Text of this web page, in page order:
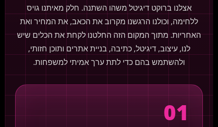
אצלנו ברוקט דיגיטל משהו השתנה. חלק מאיתנו גויס
ללחימה, וכולנו הרגשנו מקרוב את הכאב, את המחיר ואת
האחריות. מתוך המקום הזה החלטנו לקחת את הכלים שיש
לנו, עיצוב, דיגיטל, כתיבה, בניית אתרים ותוכן חזותי,
ולהשתמש בהם כדי לתת ערך אמיתי למשפחות.
01